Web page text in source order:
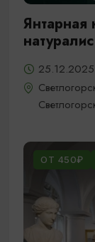
Янтарная
ОТ 450₽